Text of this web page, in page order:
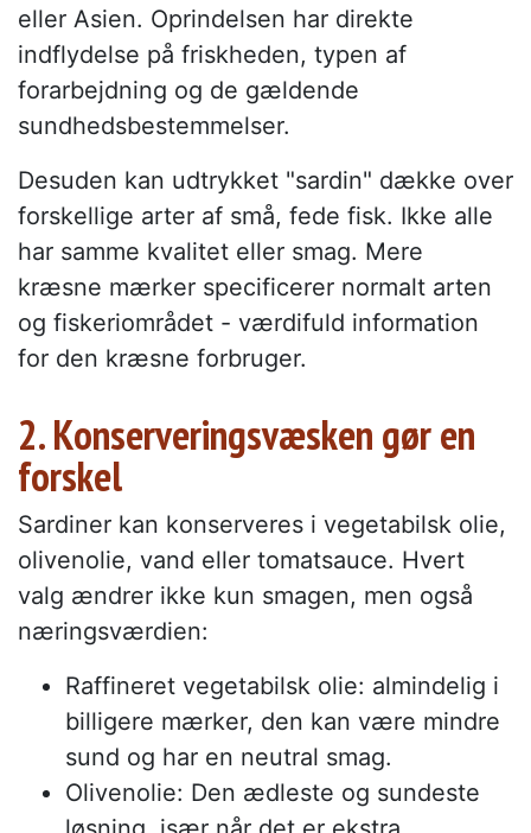
eller Asien. Oprindelsen har direkte
indflydelse på friskheden, typen af
forarbejdning og de gældende
sundhedsbestemmelser.
Desuden kan udtrykket "sardin" dække over
forskellige arter af små, fede fisk. Ikke alle
har samme kvalitet eller smag. Mere
kræsne mærker specificerer normalt arten
og fiskeriområdet - værdifuld information
for den kræsne forbruger.
2. Konserveringsvæsken gør en
forskel
Sardiner kan konserveres i vegetabilsk olie,
olivenolie, vand eller tomatsauce. Hvert
valg ændrer ikke kun smagen, men også
næringsværdien:
Raffineret vegetabilsk olie: almindelig i
billigere mærker, den kan være mindre
sund og har en neutral smag.
Olivenolie: Den ædleste og sundeste